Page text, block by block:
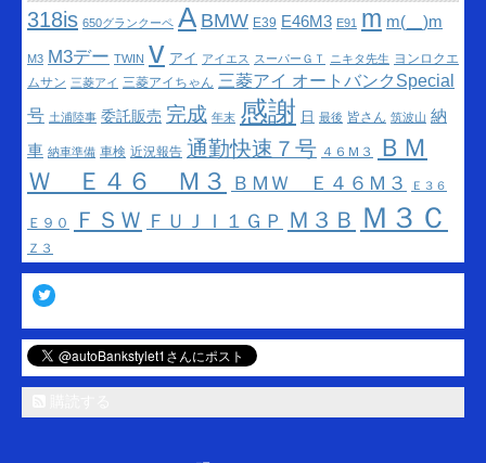
318is 650グランクーペ A BMW E39 E46M3 E91 m m(__)m
M3 M3デー TWIN v アイ アイエス スーパーＧＴ ニキタ先生 ヨンロクエ
ムサン 三菱アイ 三菱アイちゃん
三菱アイ オートバンクSpecial
号 土浦陸事 委託販売 完成 年末 感謝 日 最後 皆さん 筑波山 納
車 納車準備 車検 近況報告 通勤快速７号 ４６Ｍ３
ＢＭ
Ｗ Ｅ４６ Ｍ３
ＢＭＷ Ｅ４６Ｍ３ Ｅ３６
Ｅ９０ ＦＳＷ ＦＵＪＩ１ＧＰ Ｍ３Ｂ Ｍ３Ｃ
Ｚ３
Twitter